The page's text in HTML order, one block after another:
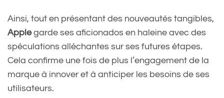
Ainsi, tout en présentant des nouveautés tangibles,
Applegarde ses aficionados en haleine avec des
spéculations alléchantes sur ses futures étapes.
Cela confirme une fois de plus l’engagement de la
marque à innover et à anticiper les besoins de ses
utilisateurs.